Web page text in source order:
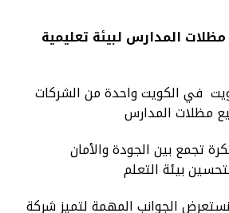
في الكويت واحدة من الشركات
مظلات المدارس
بيئة التعلم